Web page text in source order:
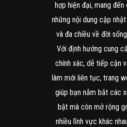
hợp hiện đại, mang
những nội dung cập
và đa chiều về đời
Với định hướng cung
chính xác, dễ tiếp cận
làm mới liên tục, trang
giúp bạn nắm bắt các
bật mà còn mở rộng
nhiều lĩnh vực khác